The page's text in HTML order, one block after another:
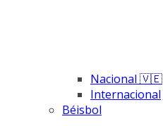
Nacional 🇻🇪
Internacional
Béisbol